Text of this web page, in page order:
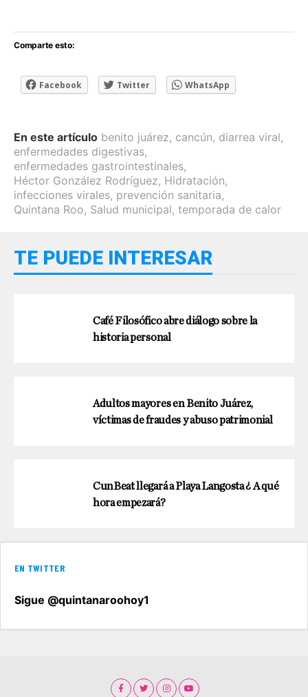
Comparte esto:
Facebook Twitter WhatsApp
En este artículo benito juárez, cancún, diarrea viral,
enfermedades digestivas,
enfermedades gastrointestinales,
Héctor González Rodríguez, Hidratación,
infecciones virales, prevención sanitaria,
Quintana Roo, Salud municipal, temporada de calor
TE PUEDE INTERESAR
Café Filosófico abre diálogo sobre la
historia personal
Adultos mayores en Benito Juárez,
víctimas de fraudes y abuso patrimonial
CunBeat llegará a Playa Langosta ¿ A qué
hora empezará?
EN TWITTER
Sigue @quintanaroohoy1